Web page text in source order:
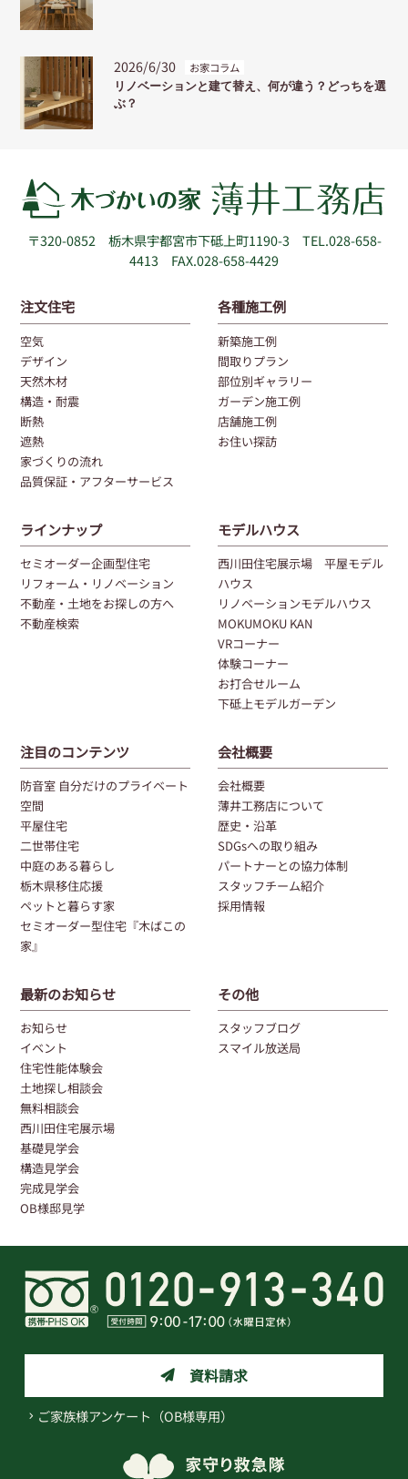
2026/6/30 お家コラム
リノベーションと建て替え、何が違う？どっちを選
ぶ？
〒320-0852 栃木県宇都宮市下砥上町1190-3
TEL.028-658-
4413 FAX.028-658-4429
注文住宅
空気
デザイン
天然木材
構造・耐震
断熱
遮熱
家づくりの流れ
品質保証・アフターサービス
各種施工例
新築施工例
間取りプラン
部位別ギャラリー
ガーデン施工例
店舗施工例
お住い探訪
ラインナップ
セミオーダー企画型住宅
リフォーム・リノベーション
不動産・土地をお探しの方へ
不動産検索
モデルハウス
西川田住宅展示場 平屋モデル
ハウス
リノベーションモデルハウス
MOKUMOKU KAN
VRコーナー
体験コーナー
お打合せルーム
下砥上モデルガーデン
注目のコンテンツ
防音室 自分だけのプライベート
空間
平屋住宅
二世帯住宅
中庭のある暮らし
栃木県移住応援
ペットと暮らす家
セミオーダー型住宅『木ばこの
家』
会社概要
会社概要
薄井工務店について
歴史・沿革
SDGsへの取り組み
パートナーとの協力体制
スタッフチーム紹介
採用情報
最新のお知らせ
お知らせ
イベント
住宅性能体験会
土地探し相談会
無料相談会
西川田住宅展示場
基礎見学会
構造見学会
完成見学会
OB様邸見学
その他
スタッフブログ
スマイル放送局
資料請求
ご家族様アンケート（OB様専用）